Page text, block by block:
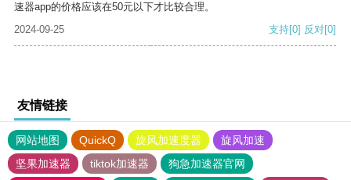
速器app的价格应该在50元以下才比较合理。
2024-09-25
支持[0] 反对[0]
友情链接
网站地图 QuickQ 旋风加速度器
旋风加速
坚果加速器
tiktok加速器
狗急加速器官网